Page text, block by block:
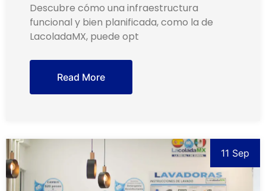
Descubre cómo una infraestructura
funcional y bien planificada, como la de
LacoladaMX, puede opt
Read More
11 Sep